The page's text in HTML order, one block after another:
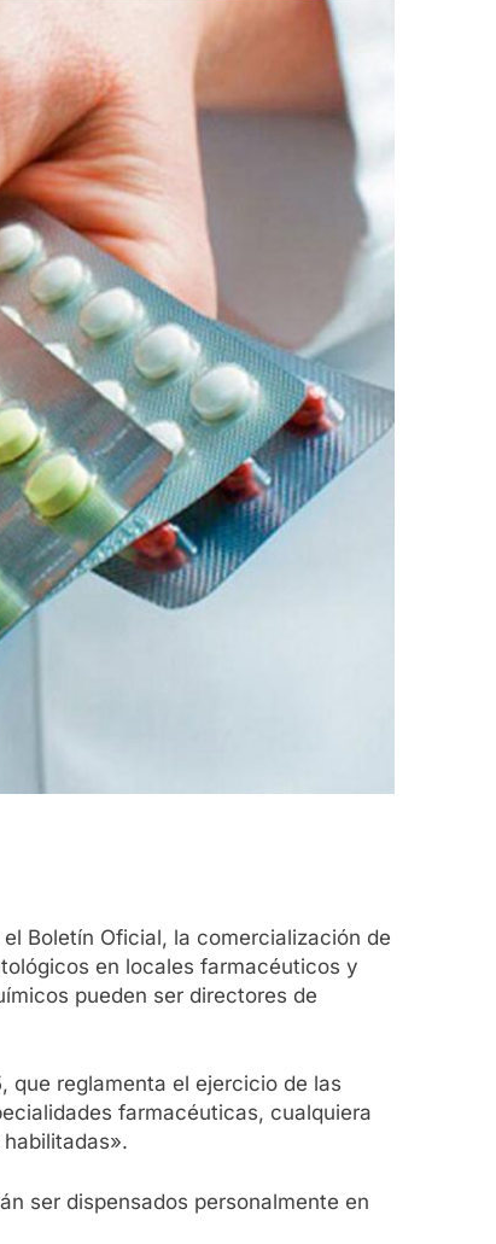
Boletín Oficial, la comercialización de
en locales farmacéuticos y
pueden ser directores de
que reglamenta el ejercicio de las
farmacéuticas, cualquiera
ser dispensados personalmente en